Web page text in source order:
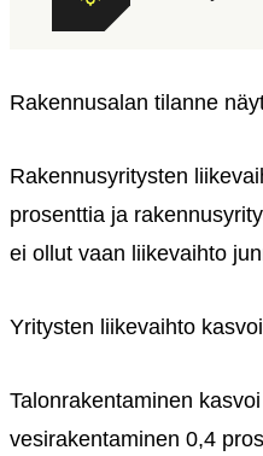
Rakennusalan tilanne
Rakennusyritysten
prosenttia ja
ei ollut vaan liikevaihto
Yritysten liikevaihto
Talonrakentaminen
vesirakentaminen 0,4